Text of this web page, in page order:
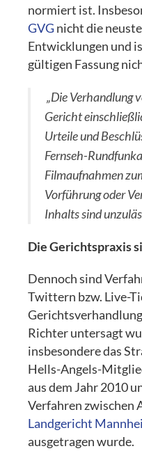
normiert ist.
GVG nicht die
Entwicklungen und
gültigen Fassung
„Die Verhandlung
Gericht
Urteile und
Fernseh-
Filmaufnahmen
Vorführung oder
Inhalts sind
Die Gerichtspraxis
Dennoch sind
Twittern bzw. Live-
Richter untersagt
insbesondere das
Hells-Angels-
aus dem Jahr 2010
Verfahren zwischen
Landgericht
ausgetragen wurde.